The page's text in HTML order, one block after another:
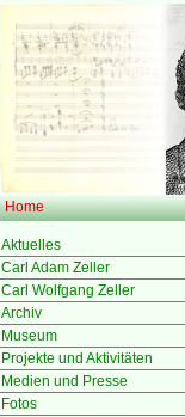
Home
Aktuelles
Carl Adam Zeller
Carl Wolfgang Zeller
Archiv
Museum
Projekte und Aktivitäten
Medien und Presse
Fotos